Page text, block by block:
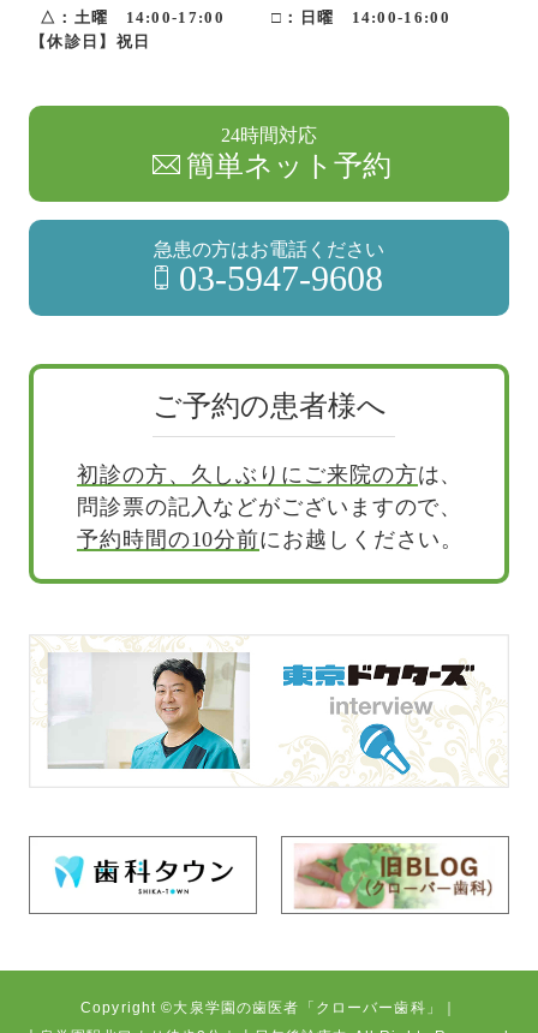
△：土曜 14:00-17:00
【休診日】祝日
□：日曜 14:00-16:00
24時間対応
簡単ネット予約
急患の方はお電話ください
03-5947-9608
ご予約の患者様へ
初診の方、久しぶりにご来院の方は、
問診票の記入などがございますので、
予約時間の10分前にお越しください。
Copyright ©大泉学園の歯医者「クローバー歯科」｜